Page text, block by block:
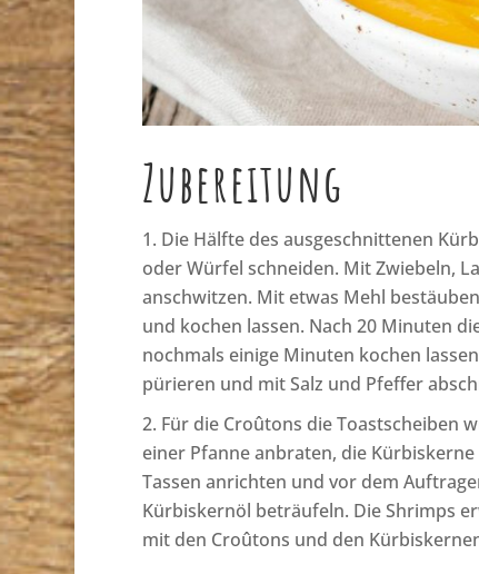
Zubereitung
Die Hälfte des ausgeschnittenen
oder Würfel schneiden. Mit Zwiebeln,
anschwitzen. Mit etwas Mehl
und kochen lassen. Nach 20 Minuten
nochmals einige Minuten kochen
pürieren und mit Salz und Pfeffer
Für die Croûtons die Toastscheiben
einer Pfanne anbraten, die
Tassen anrichten und vor dem
Kürbiskernöl beträufeln. Die Shrimps
mit den Croûtons und den